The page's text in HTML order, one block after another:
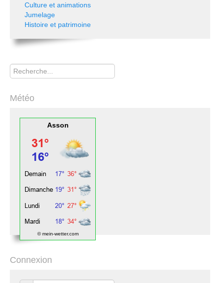
Culture et animations
Jumelage
Histoire et patrimoine
Rechercher
Météo
Asson
© mein-wetter.com
Connexion